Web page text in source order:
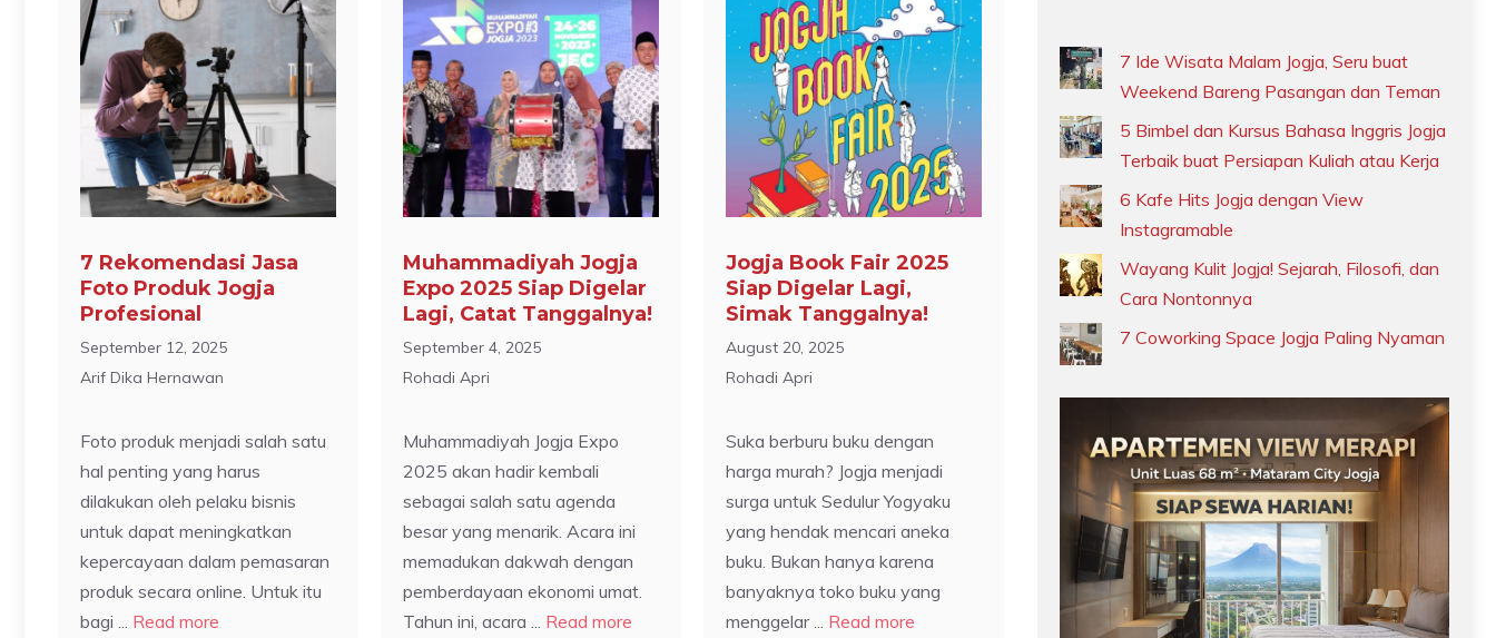
7 Rekomendasi Jasa
Foto Produk Jogja
Profesional
September 12, 2025
Arif Dika Hernawan
Foto produk menjadi salah satu
hal penting yang harus
dilakukan oleh pelaku bisnis
untuk dapat meningkatkan
kepercayaan dalam pemasaran
produk secara online. Untuk itu
bagi ... Read more
Muhammadiyah Jogja
Expo 2025 Siap Digelar
Lagi, Catat Tanggalnya!
September 4, 2025
Rohadi Apri
Muhammadiyah Jogja Expo
2025 akan hadir kembali
sebagai salah satu agenda
besar yang menarik. Acara ini
memadukan dakwah dengan
pemberdayaan ekonomi umat.
Tahun ini, acara ... Read more
Jogja Book Fair 2025
Siap Digelar Lagi,
Simak Tanggalnya!
August 20, 2025
Rohadi Apri
Suka berburu buku dengan
harga murah? Jogja menjadi
surga untuk Sedulur Yogyaku
yang hendak mencari aneka
buku. Bukan hanya karena
banyaknya toko buku yang
menggelar ... Read more
7 Ide Wisata Malam Jogja, Seru buat
Weekend Bareng Pasangan dan Teman
5 Bimbel dan Kursus Bahasa Inggris Jogja
Terbaik buat Persiapan Kuliah atau Kerja
6 Kafe Hits Jogja dengan View
Instagramable
Wayang Kulit Jogja! Sejarah, Filosofi, dan
Cara Nontonnya
7 Coworking Space Jogja Paling Nyaman